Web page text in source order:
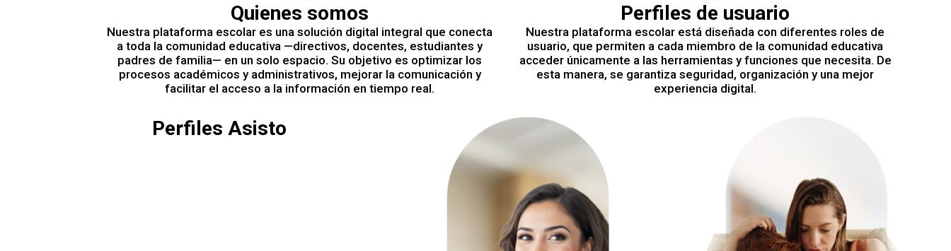
Quienes somos
Nuestra plataforma escolar es una solución digital integral que conecta
a toda la comunidad educativa —directivos, docentes, estudiantes y
padres de familia— en un solo espacio. Su objetivo es optimizar los
procesos académicos y administrativos, mejorar la comunicación y
facilitar el acceso a la información en tiempo real.
Perfiles de usuario
Nuestra plataforma escolar está diseñada con diferentes roles de
usuario, que permiten a cada miembro de la comunidad educativa
acceder únicamente a las herramientas y funciones que necesita. De
esta manera, se garantiza seguridad, organización y una mejor
experiencia digital.
Perfiles Asisto